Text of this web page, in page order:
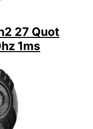
27 Quot
1ms